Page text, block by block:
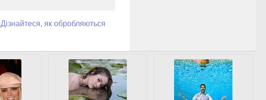
Дізнайтеся, як обробляються